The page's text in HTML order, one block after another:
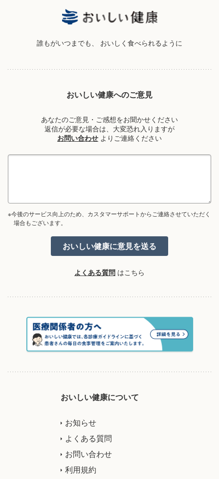
誰もがいつまでも、 おいしく食べられるように
おいしい健康へのご意見
あなたのご意見・ご感想をお聞かせください
返信が必要な場合は、大変恐れ入りますが
お問い合わせ よりご連絡ください
※今後のサービス向上のため、カスタマーサポートからご連絡させていただく
場合もございます。
よくある質問 はこちら
おいしい健康について
お知らせ
よくある質問
お問い合わせ
利用規約